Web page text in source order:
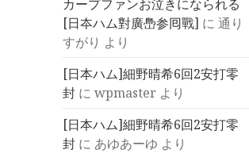
カープファンお泣きになられる
[日夲ハム對廣㠀参囘戰] に通り
すがり より
[日本ハム]細野晴希6回2安打零
封 にwpmaster より
[日本ハム]細野晴希6回2安打零
封 に あゆあーゆ より